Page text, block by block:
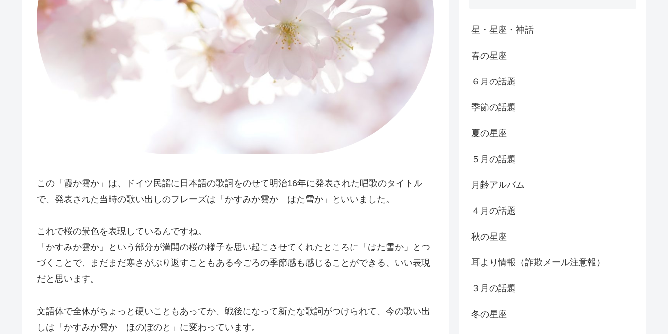
この「霞か雲か」は、ドイツ民謡に日本語の歌詞をのせて明治16年に発表された唱歌のタイトル
で、発表された当時の歌い出しのフレーズは「かすみか雲か はた雪か」といいました。
これで桜の景色を表現しているんですね。
「かすみか雲か」という部分が満開の桜の様子を思い起こさせてくれたところに「はた雪か」とつ
づくことで、まだまだ寒さがぶり返すこともある今ごろの季節感も感じることができる、いい表現
だと思います。
文語体で全体がちょっと硬いこともあってか、戦後になって新たな歌詞がつけられて、今の歌い出
しは「かすみか雲か ほのぼのと」に変わっています。
星・星座・神話
春の星座
６月の話題
季節の話題
夏の星座
５月の話題
月齢アルバム
４月の話題
秋の星座
耳より情報（詐欺メール注意報）
３月の話題
冬の星座